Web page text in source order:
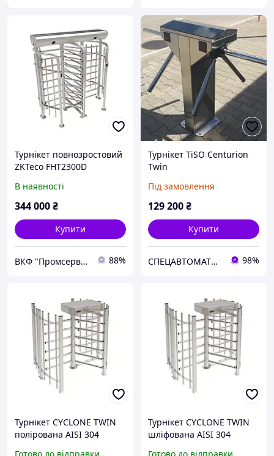
Турнікет повнозростовий
ZKTeco FHT2300D
В наявності
344 000₴
Купити
ВКФ "Промсервіс" 88%
Турнікет TiSO Centurion
Twin
Під замовлення
129 200₴
Купити
СПЕЦАВТОМАТИКА 98%
Турнікет CYCLONE TWIN
полірована AISI 304
Турнікет CYCLONE TWIN
шліфована AISI 304